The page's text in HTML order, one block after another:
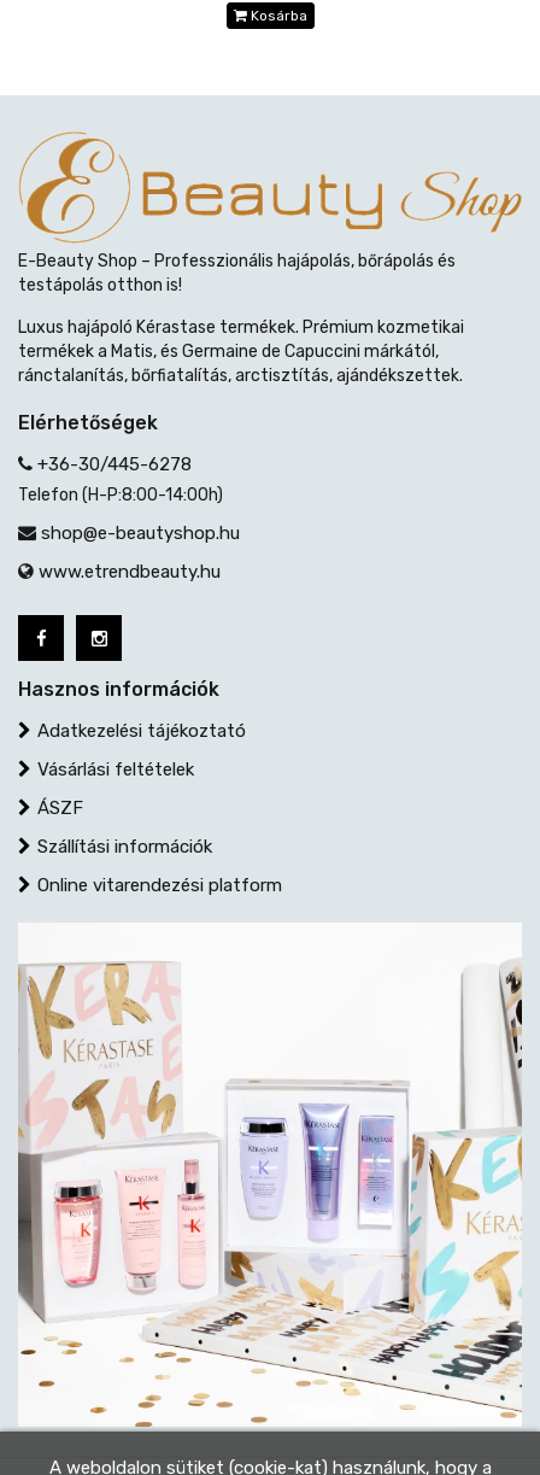
Kosárba
E-Beauty Shop – Professzionális hajápolás, bőrápolás és
testápolás otthon is!
Luxus hajápoló Kérastase termékek. Prémium kozmetikai
termékek a Matis, és Germaine de Capuccini márkától,
ránctalanítás, bőrfiatalítás, arctisztítás, ajándékszettek.
Elérhetőségek
+36-30/445-6278
Telefon (H-P:8:00-14:00h)
shop@e-beautyshop.hu
www.etrendbeauty.hu
Hasznos információk
Adatkezelési tájékoztató
Vásárlási feltételek
ÁSZF
Szállítási információk
Online vitarendezési platform
A weboldalon sütiket (cookie-kat) használunk, hogy a